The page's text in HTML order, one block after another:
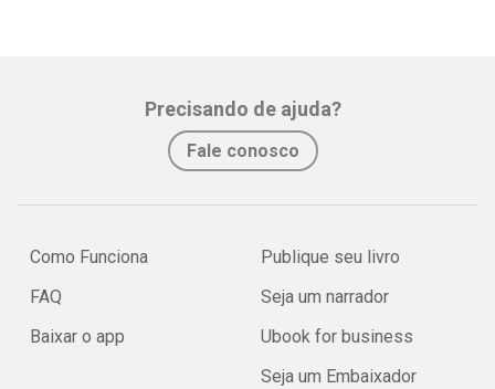
Precisando de ajuda?
Fale conosco
Como Funciona
FAQ
Baixar o app
Publique seu livro
Seja um narrador
Ubook for business
Seja um Embaixador